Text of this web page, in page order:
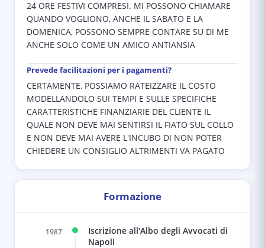
24 ORE FESTIVI COMPRESI. MI POSSONO CHIAMARE
QUANDO VOGLIONO, ANCHE IL SABATO E LA
DOMENICA, POSSONO SEMPRE CONTARE SU DI ME
ANCHE SOLO COME UN AMICO ANTIANSIA
Prevede facilitazioni per i pagamenti?
CERTAMENTE, POSSIAMO RATEIZZARE IL COSTO
MODELLANDOLO SUI TEMPI E SULLE SPECIFICHE
CARATTERISTICHE FINANZIARIE DEL CLIENTE IL
QUALE NON DEVE MAI SENTIRSI IL FIATO SUL COLLO
E NON DEVE MAI AVERE L'INCUBO DI NON POTER
CHIEDERE UN CONSIGLIO ALTRIMENTI VA PAGATO
Formazione
1987
Iscrizione all'Albo degli Avvocati di
Napoli